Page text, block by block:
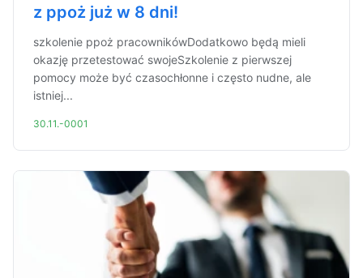
z ppoż już w 8 dni!
szkolenie ppoż pracownikówDodatkowo będą mieli
okazję przetestować swojeSzkolenie z pierwszej
pomocy może być czasochłonne i często nudne, ale
istniej...
30.11.-0001